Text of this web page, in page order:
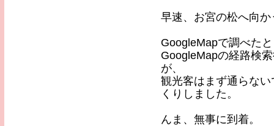
早速、お宮の松へ向か
GoogleMapで調べた
GoogleMapの経路検
が、
観光客はまず通らな
くりしました。
んま、無事に到着。